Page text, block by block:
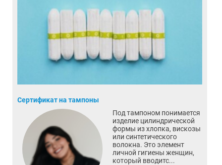
Сертификат на тампоны
Под тампоном понимается
изделие цилиндрической
формы из хлопка, вискозы
или синтетического
волокна. Это элемент
личной гигиены женщин,
который вводитс...